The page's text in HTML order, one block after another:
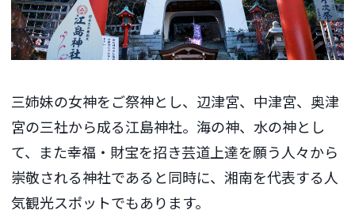
三姉妹の女神をご祭神とし、辺津宮、中津宮、奥津
宮の三社から成る江島神社。海の神、水の神とし
て、また幸福・財宝を招き芸道上達を願う人々から
崇敬される神社であると同時に、湘南を代表する人
気観光スポットでもあります。